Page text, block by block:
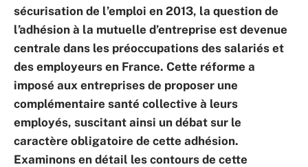
sécurisation de l’emploi en 2013, la question de
l’adhésion à la mutuelle d’entreprise est devenue
centrale dans les préoccupations des salariés et
des employeurs en France. Cette réforme a
imposé aux entreprises de proposer une
complémentaire santé collective à leurs
employés, suscitant ainsi un débat sur le
caractère obligatoire de cette adhésion.
Examinons en détail les contours de cette